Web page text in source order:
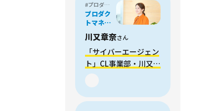
#プロダクトマネージャー
プロダク
トマネー
ジャー
川又章奈さん
「サイバーエージェン
ト」CL事業部・川又章
奈さんが未経験のPM
に挑戦した理由